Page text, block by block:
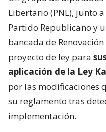
Libertario (PNL), junto
Partido Republicano y
bancada de
proyecto de ley para
aplicación de la Ley
por las modificaciones
su reglamento tras
implementación.